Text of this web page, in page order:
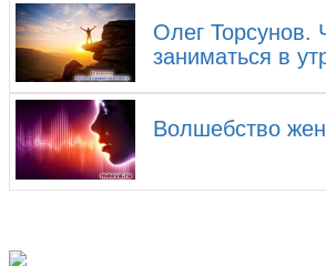
Олег Торсунов.
заниматься в
Волшебство